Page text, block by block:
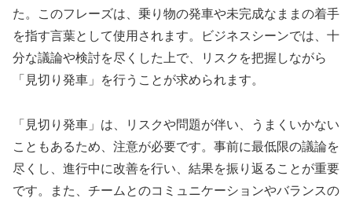
た。このフレーズは、乗り物の発車や未完成なままの着手
を指す言葉として使用されます。ビジネスシーンでは、十
分な議論や検討を尽くした上で、リスクを把握しながら
「見切り発車」を行うことが求められます。
「見切り発車」は、リスクや問題が伴い、うまくいかない
こともあるため、注意が必要です。事前に最低限の議論を
尽くし、進行中に改善を行い、結果を振り返ることが重要
です。また、チームとのコミュニケーションやバランスの